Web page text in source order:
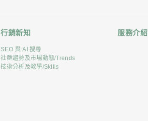
行銷新知
SEO 與 AI 搜尋
社群趨勢及市場動態/Trends
技術分析及教學/Skills
服務介紹